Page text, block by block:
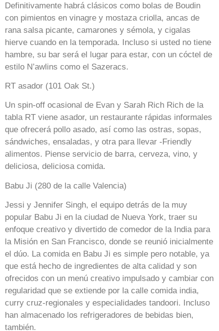
Definitivamente habrá clásicos como bolas de Boudin
con pimientos en vinagre y mostaza criolla, ancas de
rana salsa picante, camarones y sémola, y cigalas
hierve cuando en la temporada. Incluso si usted no tiene
hambre, su bar será el lugar para estar, con un cóctel de
estilo N’awlins como el Sazeracs.
RT asador (101 Oak St.)
Un spin-off ocasional de Evan y Sarah Rich Rich de la
tabla RT viene asador, un restaurante rápidas informales
que ofrecerá pollo asado, así como las ostras, sopas,
sándwiches, ensaladas, y otra para llevar -Friendly
alimentos. Piense servicio de barra, cerveza, vino, y
deliciosa, deliciosa comida.
Babu Ji (280 de la calle Valencia)
Jessi y Jennifer Singh, el equipo detrás de la muy
popular Babu Ji en la ciudad de Nueva York, traer su
enfoque creativo y divertido de comedor de la India para
la Misión en San Francisco, donde se reunió inicialmente
el dúo. La comida en Babu Ji es simple pero notable, ya
que está hecho de ingredientes de alta calidad y son
ofrecidos con un menú creativo impulsado y cambiar con
regularidad que se extiende por la calle comida india,
curry cruz-regionales y especialidades tandoori. Incluso
han almacenado los refrigeradores de bebidas bien,
también.